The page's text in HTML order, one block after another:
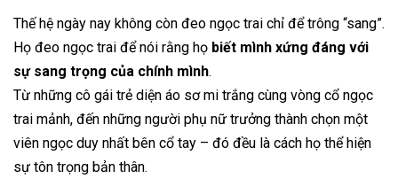
Thế hệ ngày nay không còn đeo ngọc trai chỉ để trông “sang”.
Họ đeo ngọc trai để nói rằng họ biết mình xứng đáng với
sự sang trọng của chính mình.
Từ những cô gái trẻ diện áo sơ mi trắng cùng vòng cổ ngọc
trai mảnh, đến những người phụ nữ trưởng thành chọn một
viên ngọc duy nhất bên cổ tay – đó đều là cách họ thể hiện
sự tôn trọng bản thân.